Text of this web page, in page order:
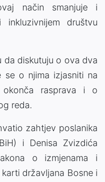
način smanjuje i
društvu
da diskutuju o ova dva
se o njima izjasniti na
rasprava i o
reda.
zahtjev poslanika
i Denisa Zvizdića
o izmjenama i
državljana Bosne i